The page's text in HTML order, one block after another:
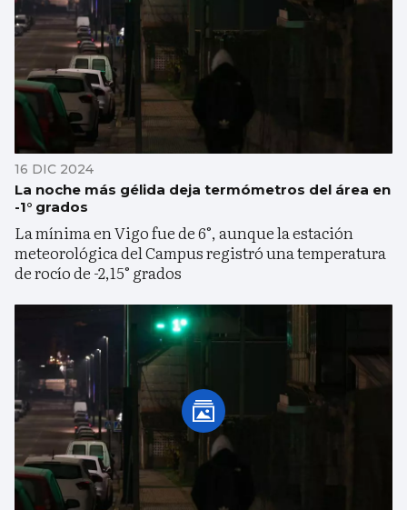
16 DIC 2024
La noche más gélida deja termómetros del área en
-1° grados
La mínima en Vigo fue de 6°, aunque la estación
meteorológica del Campus registró una temperatura
de rocío de -2,15° grados